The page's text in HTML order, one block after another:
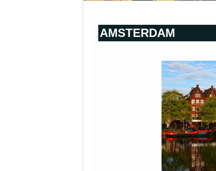
AMSTERDAM